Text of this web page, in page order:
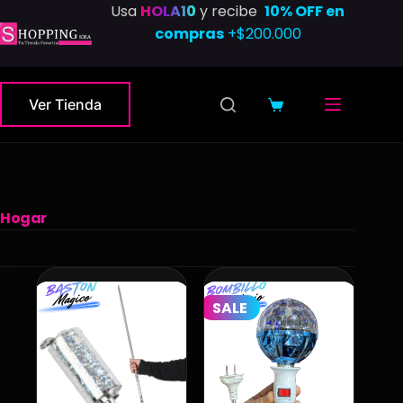
al
Usa HOLA10 y recibe10% OFF en
compras+$200.000
Ver Tienda
Carro
Hogar
SALE